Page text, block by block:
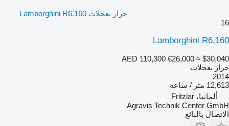
جرار بعجلات Lamborghini R6.160
16
Lamborghini R6.160
AED 110,300 €26,000 ≈ $30,040
جرار بعجلات
2014
12,613 متر / ساعة
ألمانيا، Fritzlar
Agravis Technik Center GmbH
الاتصال بالبائع